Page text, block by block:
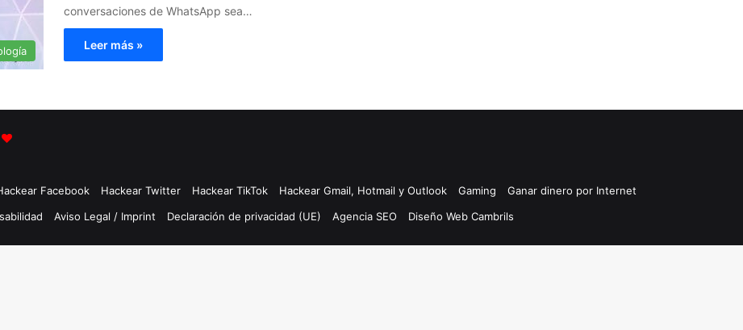
conversaciones de WhatsApp sea…
Leer más »
Facebook Hackear Twitter Hackear TikTok Hackear Gmail, Hotmail y Outlook Gaming
Ganar dinero por Internet
Aviso Legal / Imprint Declaración de privacidad (UE) Agencia SEO Diseño Web Cambrils